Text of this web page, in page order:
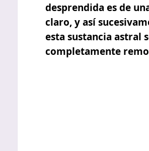
desprendida es de
claro, y así
esta sustancia astral
completamente